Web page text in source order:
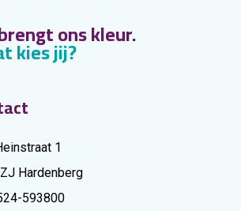
ons kleur.
kies jij?
1
Hardenberg
593800